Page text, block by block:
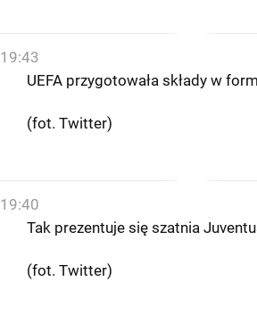
19:43
UEFA przygotowała składy w
(fot. Twitter)
19:40
Tak prezentuje się szatnia
(fot. Twitter)